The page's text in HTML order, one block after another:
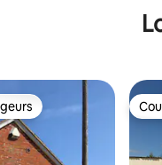
les plus appréciés